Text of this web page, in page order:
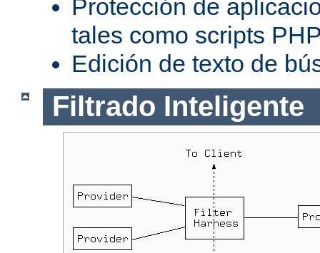
Protección de
tales como scripts
Edición de texto de
Filtrado Inteligente